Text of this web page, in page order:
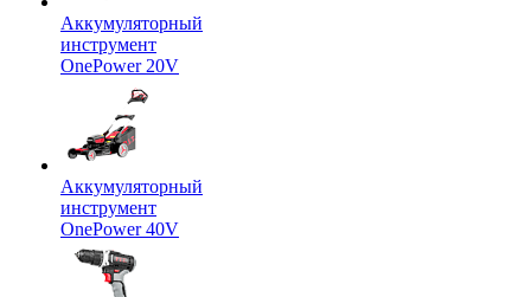
Аккумуляторный
инструмент
OnePower 20V
Аккумуляторный
инструмент
OnePower 40V